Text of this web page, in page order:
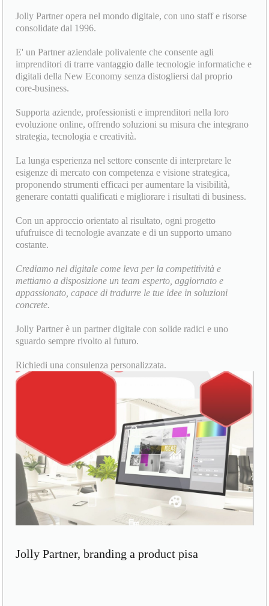
Jolly Partner opera nel mondo digitale, con uno staff e risorse
consolidate dal 1996.
E' un Partner aziendale polivalente che consente agli
imprenditori di trarre vantaggio dalle tecnologie informatiche e
digitali della New Economy senza distogliersi dal proprio
core-business.
Supporta aziende, professionisti e imprenditori nella loro
evoluzione online, offrendo soluzioni su misura che integrano
strategia, tecnologia e creatività.
La lunga esperienza nel settore consente di interpretare le
esigenze di mercato con competenza e visione strategica,
proponendo strumenti efficaci per aumentare la visibilità,
generare contatti qualificati e migliorare i risultati di business.
Con un approccio orientato al risultato, ogni progetto
ufufruisce di tecnologie avanzate e di un supporto umano
costante.
Crediamo nel digitale come leva per la competitività e
mettiamo a disposizione un team esperto, aggiornato e
appassionato, capace di tradurre le tue idee in soluzioni
concrete.
Jolly Partner è un partner digitale con solide radici e uno
sguardo sempre rivolto al futuro.
Richiedi una consulenza personalizzata.
Jolly Partner, branding a product pisa